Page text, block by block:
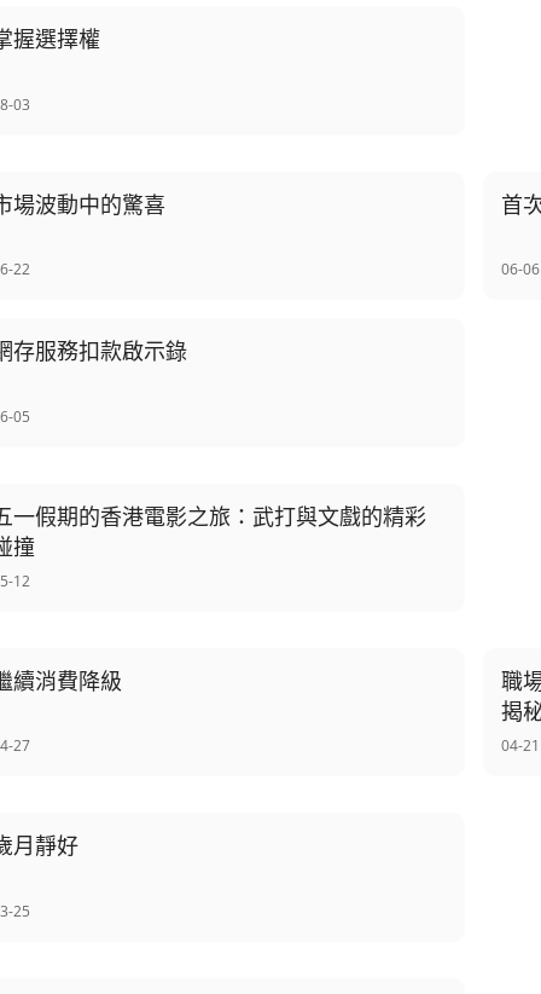
握選擇權
03
場波動中的驚喜
22
首
06-06
存服務扣款啟示錄
05
一假期的香港電影之旅：武打與文戲的精彩
撞
12
續消費降級
27
職
揭
04-21
月靜好
25